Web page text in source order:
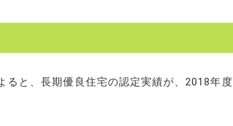
ると、長期優良住宅の認定実績が、2018年度